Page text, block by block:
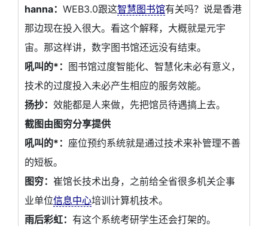
hanna： WEB3.0跟这智慧图书馆有关吗？说是香港
那边现在投入很大。看这个解释，大概就是元宇
宙。那这样讲，数字图书馆还远没有结束。
吼叫的*： 图书馆过度智能化、智慧化未必有意义，
技术的过度投入未必产生相应的服务效能。
扬抄： 效能都是人来做，先把馆员待遇搞上去。
截图由图穷分享提供
吼叫的*： 座位预约系统就是通过技术来补管理不善
的短板。
图穷： 崔馆长技术出身，之前给全省很多机关企事
业单位信息中心培训计算机技术。
雨后彩虹： 有这个系统考研学生还会打架的。